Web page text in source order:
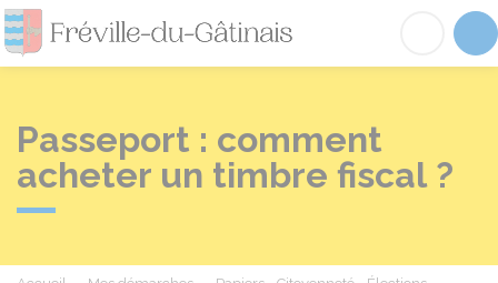
Fréville-du-
Passeport : comment
acheter un timbre fiscal ?